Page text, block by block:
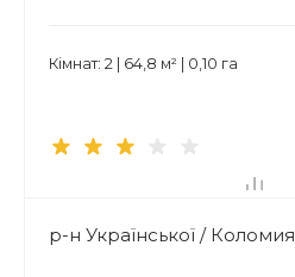
Кімнат: 2 | 64,8 м² | 0,10 га
р-н Української / Коломия